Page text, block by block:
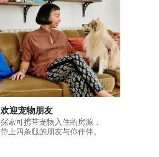
欢迎宠物朋友
探索可携带宠物入住的房源，
带上四条腿的朋友与你作伴。